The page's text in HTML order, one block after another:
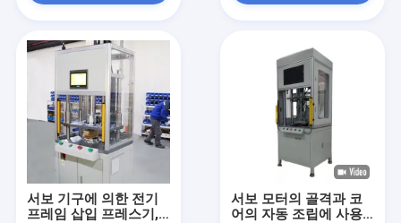
서보 기구에 의한 전기
프레임 삽입 프레스기,
서보 모터의 골격과 코
어의 자동 조립에 사용